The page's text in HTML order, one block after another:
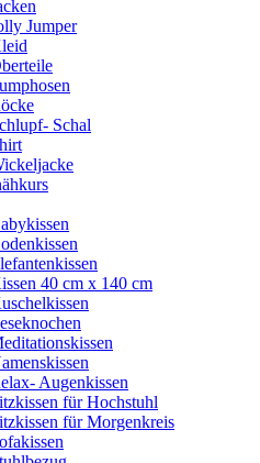
Jumper
Schal
40 cm x 140 cm
Augenkissen
für Hochstuhl
für Morgenkreis